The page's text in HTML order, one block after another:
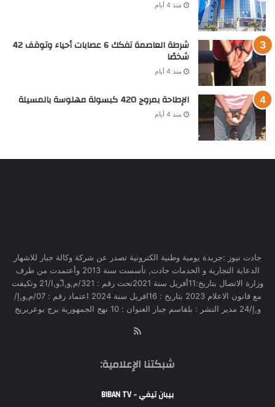
منذ 4 أيام
شرطة العاصمة تفكك 6 عصابات أحياء وتوقف 42
شخصًا
منذ 4 أيام
الإطاحة بمروج 420 كبسولة مهلوسة بالمسيلة
منذ 4 أيام
جادت نيوز :جريدة يومية وطنية الكترونية تصدر عن شركة وكالة جبار للاشهار
الدعاية التجارية و الخدمات جادت, تأسست سنة 2013 وأعتمدت من طرف
وزارة الاتصال بتاريخ:11أفريل سنة 2021تحت رقم : 321/م,و,ا,ّو,ا/21 وتكيفت
مع قانون الاعلام 2023 بتاريخ : 16افريل سنة 2024 اعتماد رقم : 07/م,و,إ/
و,إ/24 مدير النشر : بلقاسم جبار العنوان : 10 نهج الجمهورية برج بوعريريج
شبكتنا الإعلامية:
بيبان تيفي - BIBAN TV